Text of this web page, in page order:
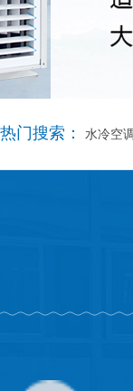
热门搜索： 水冷空